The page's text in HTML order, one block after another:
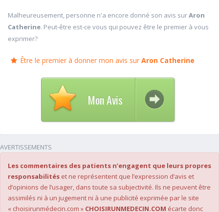
Malheureusement, personne n'a encore donné son avis surAron
Catherine. Peut-être est-ce vous qui pouvez être le premier à vous
exprimer?
Être le premier à donner mon avis sur Aron Catherine
Mon Avis
AVERTISSEMENTS
Les commentaires des patients n’engagent que leurs propres
responsabilités et ne représentent que l’expression d’avis et
d’opinions de l’usager, dans toute sa subjectivité. Ils ne peuvent être
assimilés ni à un jugement ni à une publicité exprimée par le site
« choisirunmédecin.com » CHOISIRUNMEDECIN.COM écarte donc